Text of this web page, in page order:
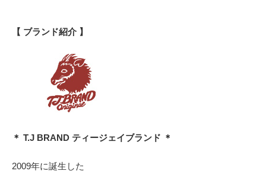
【 ブランド紹介 】
＊ T.J BRAND ティージェイブランド ＊
2009年に誕生した